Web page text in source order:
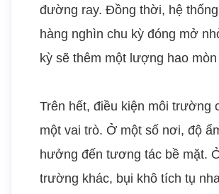
đường ray. Đồng thời, hệ
hàng nghìn chu kỳ đóng mở
kỳ sẽ thêm một lượng hao mòn
Trên hết, điều kiện môi trường
một vai trò. Ở một số nơi, độ
hưởng đến tương tác bề mặt.
trường khác, bụi khô tích tụ